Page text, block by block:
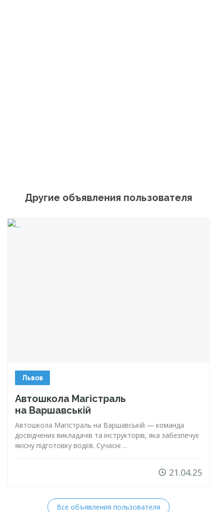
Другие объявления пользователя
Львов
Автошкола Магістраль
на Варшавській
Автошкола Магістраль на Варшавській — команда
досвідчених викладачів та інструкторів, яка забезпечує
якісну підготовку водіїв. Сучасні ...
21.04.25
Все объявления пользователя